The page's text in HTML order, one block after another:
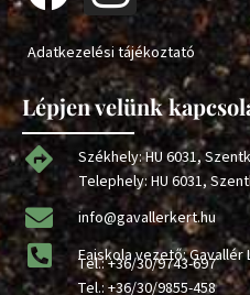
Adatkezelési tájékoztató
Lépjen velünk
Székhely: HU 6031,
Telephely: HU 6031,
info@gavallerkert.hu
Faiskola vezető: Gavallér
Tel.:+36/30/9743-697
Tel.:+36/30/9855-458